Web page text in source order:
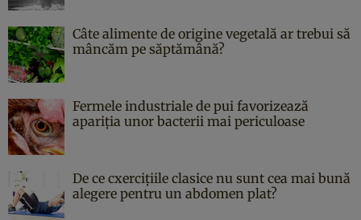
Câte alimente de origine vegetală ar trebui să
mâncăm pe săptămână?
Fermele industriale de pui favorizează
apariția unor bacterii mai periculoase
De ce cxercițiile clasice nu sunt cea mai bună
alegere pentru un abdomen plat?